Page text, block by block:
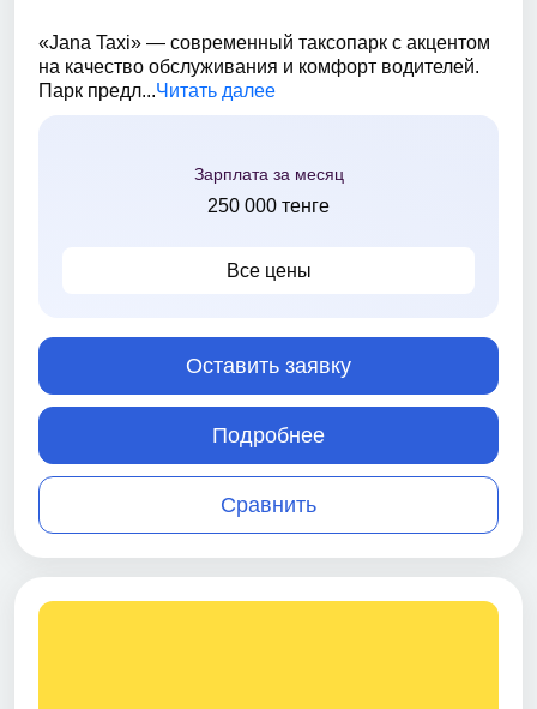
«Jana Taxi» — современный таксопарк с акцентом
на качество обслуживания и комфорт водителей.
Парк предл...Читать далее
Зарплата за месяц
250 000 тенге
Все цены
Сравнить
Оставить заявку
Подробнее